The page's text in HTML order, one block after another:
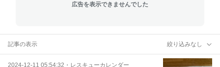
広告を表示できませんでした
記事の表示 絞り込みなし
2024-12-11 05:54:32 ・ レスキューカレンダー